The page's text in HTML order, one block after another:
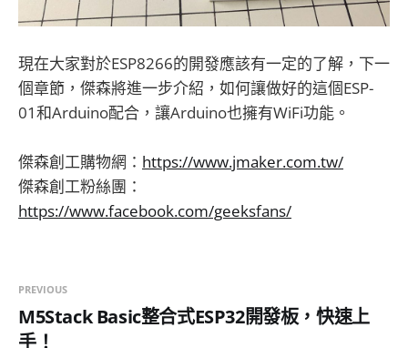
現在大家對於ESP8266的開發應該有一定的了解，下一
個章節，傑森將進一步介紹，如何讓做好的這個ESP-
01和Arduino配合，讓Arduino也擁有WiFi功能。
傑森創工購物網： https://www.jmaker.com.tw/
傑森創工粉絲團：
https://www.facebook.com/geeksfans/
PREVIOUS
M5Stack Basic整合式ESP32開發板，快速上
手！